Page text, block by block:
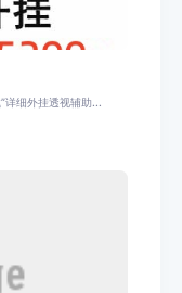
详细外挂透视辅助...